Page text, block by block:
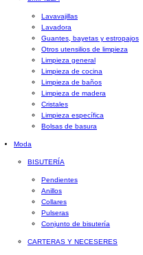
Lavavajillas
Lavadora
Guantes, bayetas y estropajos
Otros utensilios de limpieza
Limpieza general
Limpieza de cocina
Limpieza de baños
Limpieza de madera
Cristales
Limpieza específica
Bolsas de basura
Moda
BISUTERÍA
Pendientes
Anillos
Collares
Pulseras
Conjunto de bisutería
CARTERAS Y NECESERES